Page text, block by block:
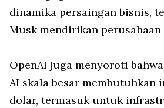
dinamika persaingan bisnis,
Musk mendirikan perusahaan
OpenAI juga menyoroti
AI skala besar membutuhkan
dolar, termasuk untuk